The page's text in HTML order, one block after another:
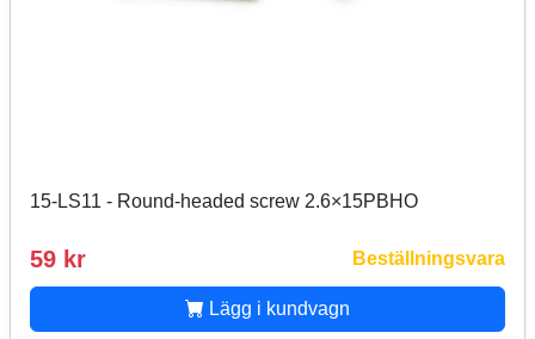
15-LS11 - Round-headed screw 2.6×15PBHO
59 kr Beställningsvara
Lägg i kundvagn